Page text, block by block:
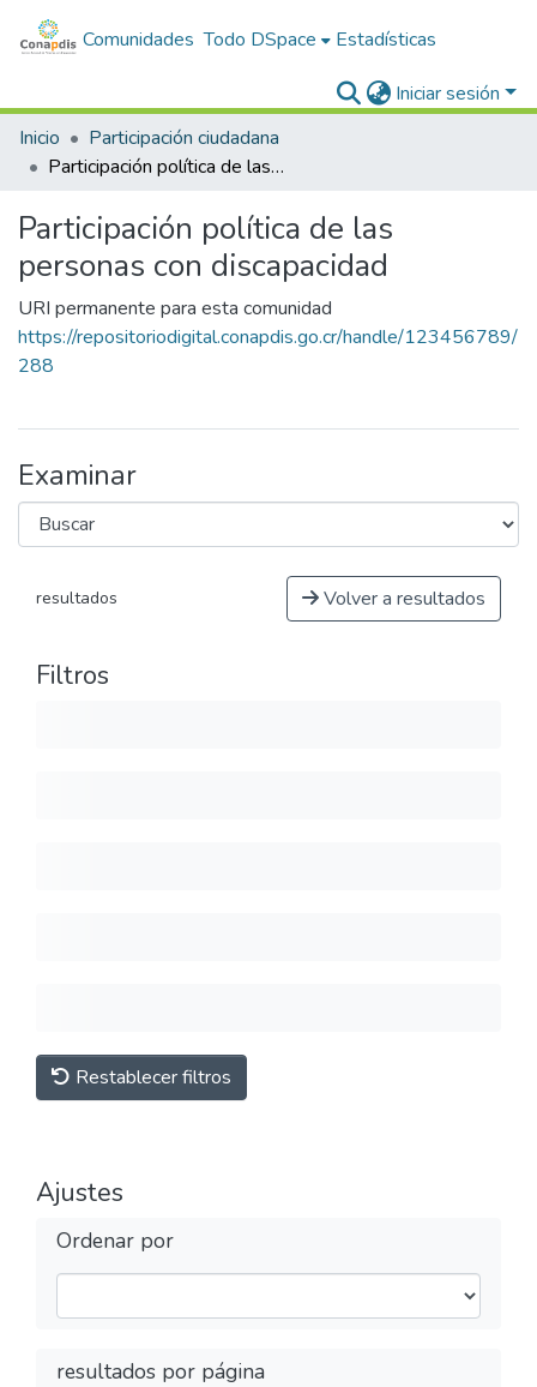
Comunidades Todo DSpace Estadísticas
Iniciar sesión
Inicio
Participación ciudadana
Participación política de las personas con discapacidad
Participación política de las
personas con discapacidad
URI permanente para esta comunidad
https://repositoriodigital.conapdis.go.cr/handle/123456789/
288
Examinar
resultados Volver a resultados
Filtros
Restablecer filtros
Ajustes
Ordenar por
resultados por página